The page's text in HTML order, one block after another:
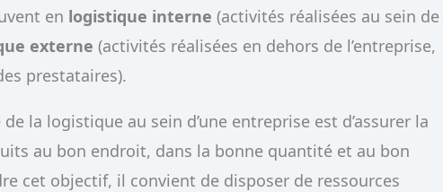
en logistique interne (activités réalisées au sein de
externe (activités réalisées en dehors de l’entreprise,
prestataires).
la logistique au sein d’une entreprise est d’assurer la
au bon endroit, dans la bonne quantité et au bon
cet objectif, il convient de disposer de ressources